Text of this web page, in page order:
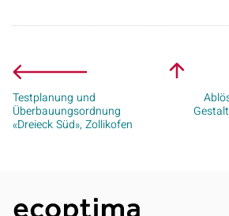
Testplanung und
Überbauungsordnung
«Dreieck Süd», Zollikofen